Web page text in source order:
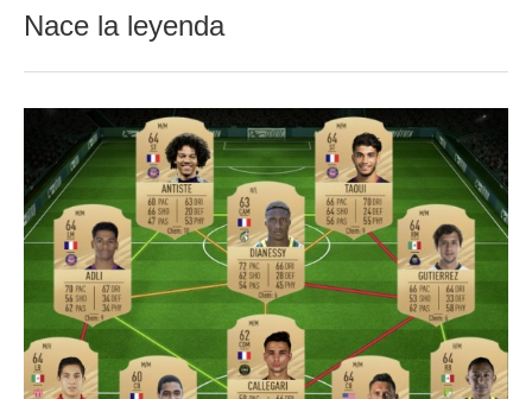
Nace la leyenda